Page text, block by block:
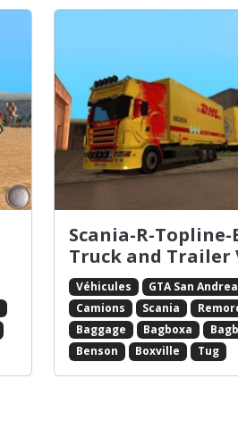
Scania-R-Topline-
Truck and Trailer
Véhicules
GTA San
Camions
Scania
Baggage
Bagboxa
Benson
Boxville Tug